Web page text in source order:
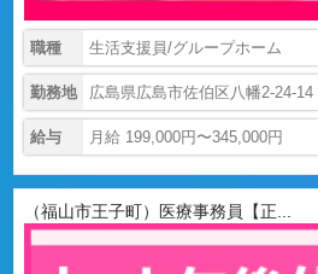
職種 生活支援員/グループホーム
勤務地 広島県広島市佐伯区八幡2-24-14
給与 月給 199,000円〜345,000円
（福山市王子町）医療事務員【正...